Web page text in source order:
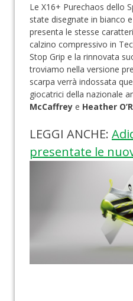
Le X16+ Purechaos dello
state disegnate in bianco
presenta le stesse
calzino compressivo in
Stop Grip e la rinnovata
troviamo nella versione
scarpa verrà indossata
giocatrici della nazionale
McCaffrey e Heather
LEGGI ANCHE:
presentate le